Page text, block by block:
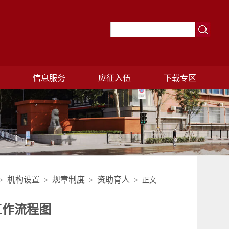
信息服务 应征入伍 下载专区
机构设置 > 规章制度 > 资助育人 > 正文
流程图